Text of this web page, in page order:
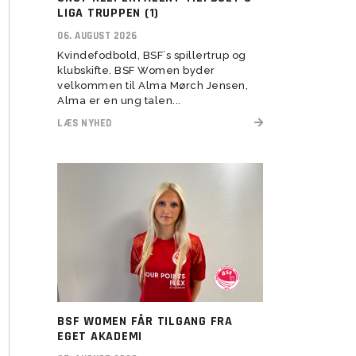
herresenior
Assistenttrænere søges til
BSF Talent (U13-U17)
Elitetillæg
Pige Talent og uddannelse
LIGA TRUPPEN (1)
06. AUGUST 2026
Kvindefodbold, BSF´s spillertrup og
klubskifte. BSF Women byder
velkommen til Alma Mørch Jensen,
Alma er en ung talen...
LÆS NYHED
BSF WOMEN FÅR TILGANG FRA
EGET AKADEMI